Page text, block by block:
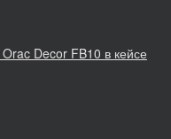
Decor FB10 в кейсе